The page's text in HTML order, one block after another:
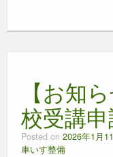
c
o
o
k
tt e
【お知
校受講
Posted on 2026年1月
車いす整備